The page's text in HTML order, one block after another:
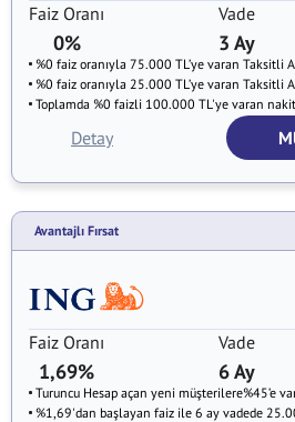
Faiz Oranı
0%
Vade
3 Ay
%0 faiz oranıyla 75.000 TL’ye varan Taksitli
%0 faiz oranıyla 25.000 TL’ye varan Taksitli
Toplamda %0 faizli 100.000 TL'ye varan nakit
Detay
Avantajlı Fırsat
Faiz Oranı
1,69%
Vade
6 Ay
Turuncu Hesap açan yeni müşterilere%45’e
%1,69'dan başlayan faiz ile 6 ay vadede